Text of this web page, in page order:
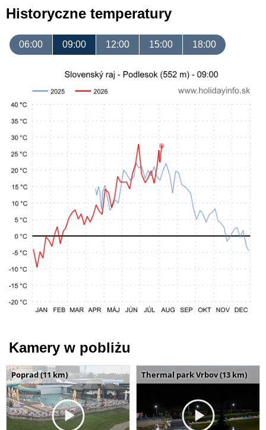
Historyczne temperatury
06:00 09:00 12:00 15:00 18:00
Kamery w pobliżu
Poprad (11 km) Thermal park Vrbov (13 km)